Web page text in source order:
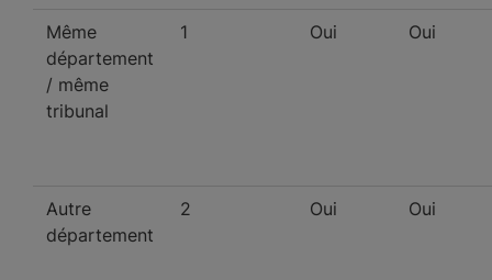
Même
département
/ même
tribunal
1 Oui Oui
Autre
département
2 Oui Oui